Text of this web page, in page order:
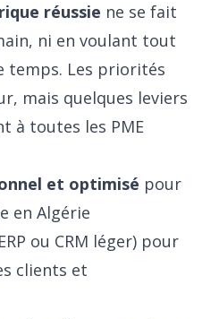
réussie ne se fait
ni en voulant tout
temps. Les priorités
mais quelques leviers
à toutes les PME
et optimisé pour
en Algérie
ou CRM léger) pour
clients et